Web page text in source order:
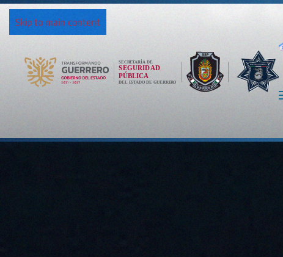
Skip to main content